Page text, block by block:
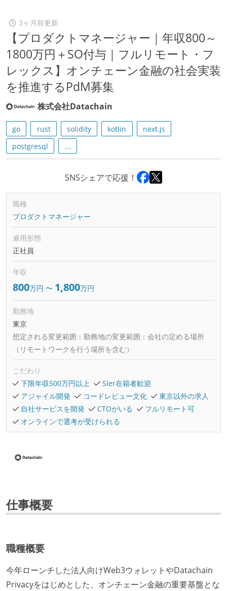
3ヶ月前更新
【プロダクトマネージャー｜年収800～
1800万円＋SO付与｜フルリモート・フ
レックス】オンチェーン金融の社会実装
を推進するPdM募集
株式会社Datachain
go rust solidity kotlin
next.js
postgresql
...
SNSシェアで応援！
職種
プロダクトマネージャー
雇用形態
正社員
年収
800万円 〜 1,800万円
勤務地
東京
想定される変更範囲： 勤務地の変更範囲：会社の定める場所
（リモートワークを行う場所を含む）
こだわり
下限年収500万円以上
SIer在籍者歓迎
アジャイル開発
コードレビュー文化
東京以外の求人
自社サービスを開発
CTOがいる
フルリモート可
オンラインで選考が受けられる
仕事概要
職種概要
今年ローンチした法人向けWeb3ウォレットやDatachain
Privacyをはじめとした、オンチェーン金融の重要基盤とな